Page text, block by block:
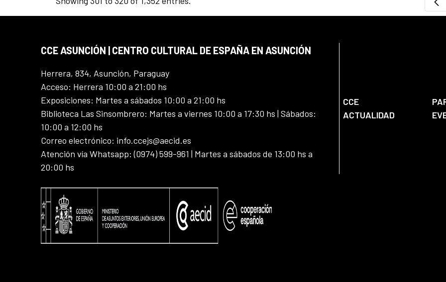
CCE ASUNCIÓN | CENTRO CULTURAL DE ESPAÑA EN ASUNCIÓN
Herrera, 834, Asunción, Paraguay
Acceso: Herrera 10:00 a 21:00 hs
Exposiciones: Martes a sábados 10:00 a 21:00 hs
Biblioteca Las Sinsombrero: Martes a viernes 10:00 a 17:30 hs | Sábados:
10:00 a 12:00 hs
Correo electrónico: info.ccejs@aecid.es
Atención vía Whatsapp: (0974) 599-961 | Martes a sábados de 13:00 hs a
20:00 hs
CCE
ACTUALIDAD